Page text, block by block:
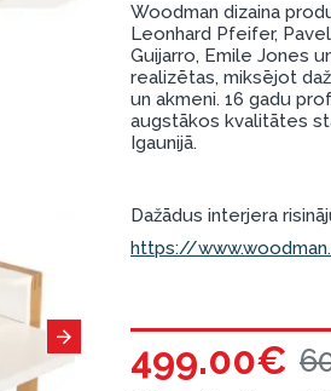
Woodman dizaina
Leonhard Pfeifer,
Guijarro, Emile Jones
realizētas, miksējot
un akmeni. 16 gadu
augstākos kvalitātes
Igaunijā.
Dažādus interjera
https://
499.00€